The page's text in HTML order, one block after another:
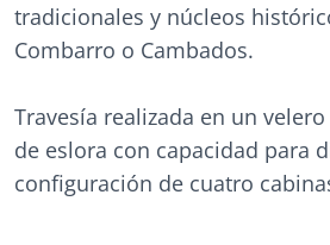
tradicionales y núcleos
Combarro o Cambados.
Travesía realizada en un
de eslora con capacidad para
configuración de cuatro